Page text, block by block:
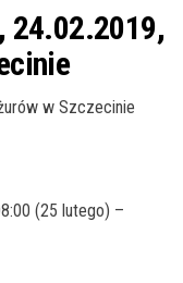
ę
24.02.2019,
w Szczecinie
(25 lutego) –